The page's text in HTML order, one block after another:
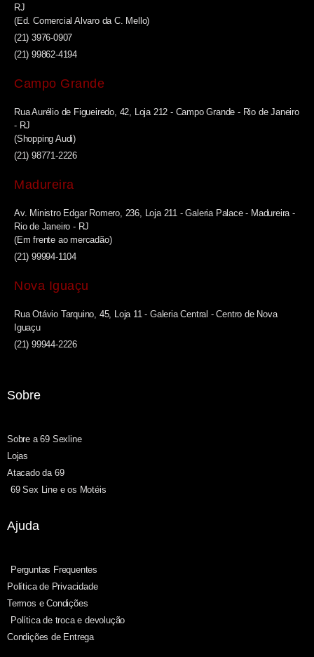
RJ
(Ed. Comercial Alvaro da C. Mello)
(21) 3976-0907
(21) 99862-4194
Campo Grande
Rua Aurélio de Figueiredo, 42, Loja 212 - Campo Grande - Rio de Janeiro
- RJ
(Shopping Audi)
(21) 98771-2226
Madureira
Av. Ministro Edgar Romero, 236, Loja 211 - Galeria Palace - Madureira -
Rio de Janeiro - RJ
(Em frente ao mercadão)
(21) 99994-1104
Nova Iguaçu
Rua Otávio Tarquino, 45, Loja 11 - Galeria Central - Centro de Nova
Iguaçu
(21) 99944-2226
Sobre
Sobre a 69 Sexline
Lojas
Atacado da 69
69 Sex Line e os Motéis
Ajuda
Perguntas Frequentes
Política de Privacidade
Termos e Condições
Política de troca e devolução
Condições de Entrega